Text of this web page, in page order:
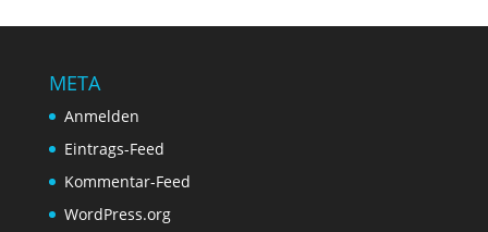
META
Anmelden
Eintrags-Feed
Kommentar-Feed
WordPress.org